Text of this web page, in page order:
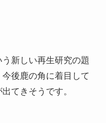
新しい再生研究の題
後鹿の角に着目して
てきそうです。